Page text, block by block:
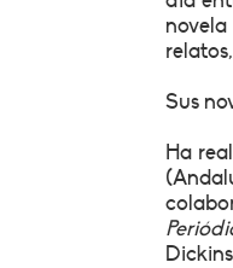
relatos,
Sus
Ha